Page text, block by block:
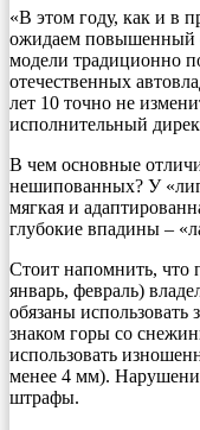
«В этом году, как и в
ожидаем повышенный
модели традиционно
отечественных
лет 10 точно не
исполнительный
В чем основные
нешипованных? У
мягкая и
глубокие впадины –
Стоит напомнить, что
январь, февраль)
обязаны
знаком горы со
использовать
менее 4 мм).
штрафы.